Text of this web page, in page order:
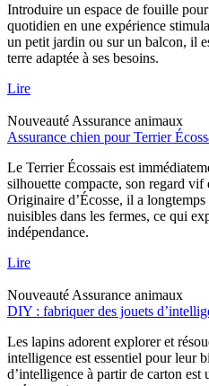
Introduire un espace de fouille
quotidien en une expérience
un petit jardin ou sur un balcon, il
terre adaptée à ses besoins.
Lire
Nouveauté Assurance animaux
Assurance chien pour Terrier
Le Terrier Écossais est
silhouette compacte, son regard vif
Originaire d’Écosse, il a
nuisibles dans les fermes, ce qui
indépendance.
Lire
Nouveauté Assurance animaux
DIY : fabriquer des jouets
Les lapins adorent explorer et
intelligence est essentiel pour leur
d’intelligence à partir de carton